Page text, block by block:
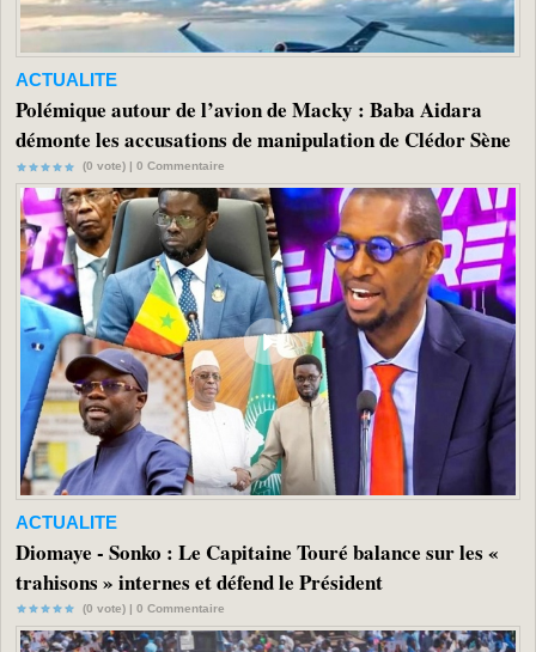
ACTUALITE
Polémique autour de l’avion de Macky : Baba Aidara
démonte les accusations de manipulation de Clédor Sène
(0 vote) | 0 Commentaire
ACTUALITE
Diomaye - Sonko : Le Capitaine Touré balance sur les «
trahisons » internes et défend le Président
(0 vote) | 0 Commentaire